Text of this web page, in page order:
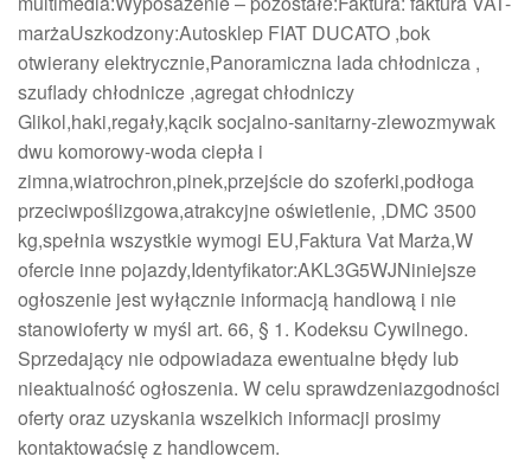
marżaUszkodzony:Autosklep FIAT DUCATO ,bok
otwierany elektrycznie,Panoramiczna lada chłodnicza ,
szuflady chłodnicze ,agregat chłodniczy
Glikol,haki,regały,kącik socjalno-sanitarny-zlewozmywak
dwu komorowy-woda ciepła i
zimna,wiatrochron,pinek,przejście do szoferki,podłoga
przeciwpoślizgowa,atrakcyjne oświetlenie, ,DMC 3500
kg,spełnia wszystkie wymogi EU,Faktura Vat Marża,W
ofercie inne pojazdy,Identyfikator:AKL3G5WJNiniejsze
ogłoszenie jest wyłącznie informacją handlową i nie
stanowioferty w myśl art. 66, § 1. Kodeksu Cywilnego.
Sprzedający nie odpowiadaza ewentualne błędy lub
nieaktualność ogłoszenia. W celu sprawdzeniazgodności
oferty oraz uzyskania wszelkich informacji prosimy
kontaktowaćsię z handlowcem.